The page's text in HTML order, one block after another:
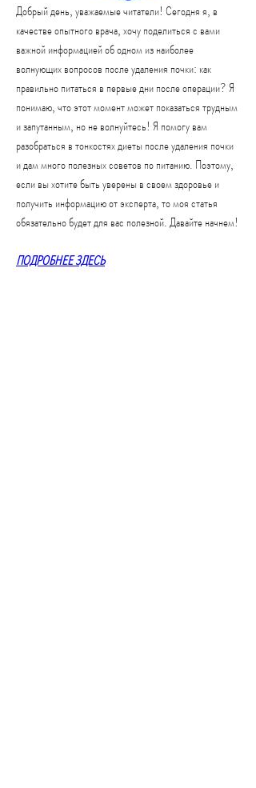
Добрый день, уважаемые читатели! Сегодня я, в
качестве опытного врача, хочу поделиться с вами
важной информацией об одном из наиболее
волнующих вопросов после удаления почки: как
правильно питаться в первые дни после операции? Я
понимаю, что этот момент может показаться трудным
и запутанным, но не волнуйтесь! Я помогу вам
разобраться в тонкостях диеты после удаления почки
и дам много полезных советов по питанию. Поэтому,
если вы хотите быть уверены в своем здоровье и
получить информацию от эксперта, то моя статья
обязательно будет для вас полезной. Давайте начнем!
ПОДРОБНЕЕ ЗДЕСЬ